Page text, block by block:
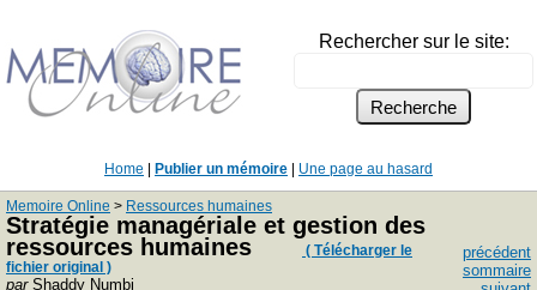
Rechercher sur le site:
Home Publier un mémoire Une page au hasard
Memoire Online > Ressources humaines
Stratégie managériale et gestion des
ressources humaines
( Télécharger le
fichier original )
parShaddy Numbi
précédent
sommaire